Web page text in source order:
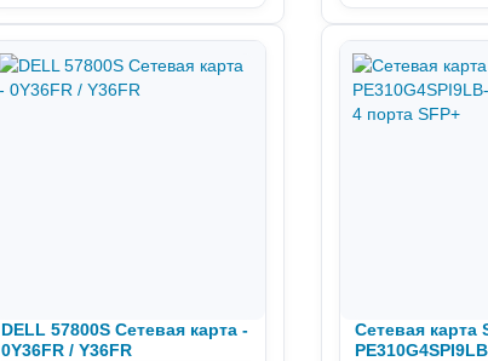
DELL 57800S Сетевая карта -
0Y36FR / Y36FR
Сетевая карта